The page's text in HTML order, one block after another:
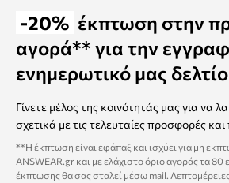
-20% έκπτωση στην
αγορά** για την
ενημερωτικό μας
Γίνετε μέλος της κοινότητάς μας για να
σχετικά με τις τελευταίες προσφορές και
**Η έκπτωση είναι εφάπαξ και ισχύει για μη
ANSWEAR.gr και με ελάχιστο όριο αγοράς τα
έκπτωσης θα σας σταλεί μέσω mail.